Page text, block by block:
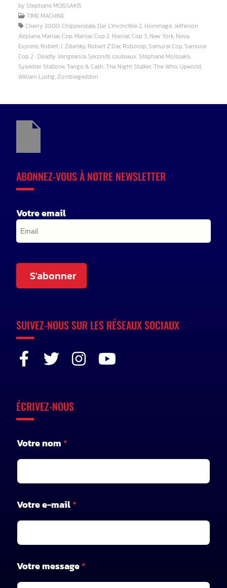
by Stephane MOISSAKIS
TIME MACHINE
Cherry 2000, Chippendale, Dar L'invincible 2, Hommage, Jefferson
Airplane, Maniac Cop, Maniac Cop 2, Maniac Cop 3, New York, Nova
Express, Robert J. Zdarsky, Robert Z'Dar, Robocop, Samurai Cop, Samurai
Cop 2 : Deadly Vengeance, Seconds couteaux, Stéphane Moïssakis,
Sylvester Stallone, Tango & Cash, The Night Stalker, The Who, Upworld,
William Lustig, Zombiegeddon
ABONNEZ-VOUS À NOTRE NEWSLETTER
Votre email
S'abonner
SUIVEZ-NOUS SUR LES RÉSEAUX SOCIAUX
ÉCRIVEZ-NOUS
o
t
r
e
e
s
s
g
e
-
m
Votre nom *
Votre e-mail*
Votre message*